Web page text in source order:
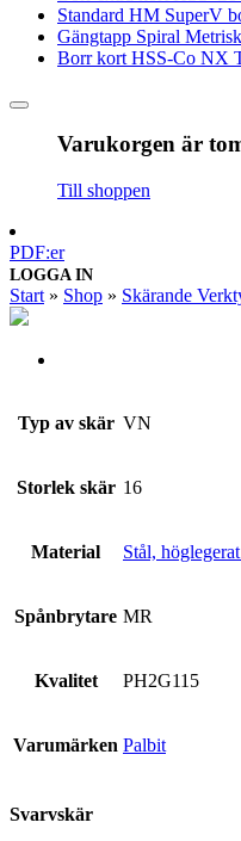
Standard HM SuperV
Gängtapp Spiral
Borr kort HSS-Co NX
Varukorgen är
Till shoppen
PDF:er
LOGGA IN
Start » Shop » Skärande
Typ av skär VN
Storlek skär 16
Material Stål,
Spånbrytare MR
Kvalitet PH2G115
Varumärken Palbit
Svarvskär